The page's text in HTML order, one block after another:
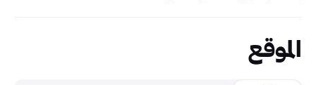
الموقع